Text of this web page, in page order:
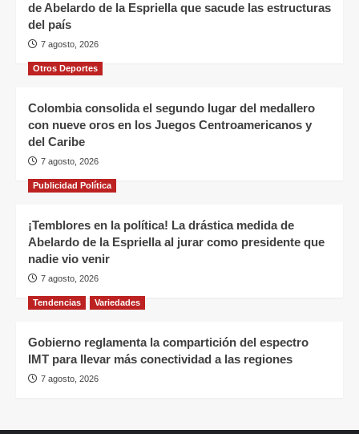
de Abelardo de la Espriella que sacude las estructuras
del país
7 agosto, 2026
Otros Deportes
Colombia consolida el segundo lugar del medallero
con nueve oros en los Juegos Centroamericanos y
del Caribe
7 agosto, 2026
Publicidad Política
¡Temblores en la política! La drástica medida de
Abelardo de la Espriella al jurar como presidente que
nadie vio venir
7 agosto, 2026
Tendencias Variedades
Gobierno reglamenta la compartición del espectro
IMT para llevar más conectividad a las regiones
7 agosto, 2026